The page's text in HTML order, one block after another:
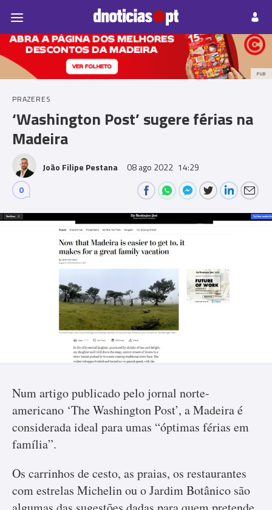
Prazeres Paisagens
PUB
PRAZERES
‘Washington Post’ sugere férias na
Madeira
João Filipe Pestana 08 ago 2022 14:29
0
Num artigo publicado pelo jornal norte-
americano ‘The Washington Post’, a Madeira é
considerada ideal para umas “óptimas férias em
família”.
Os carrinhos de cesto, as praias, os restaurantes
com estrelas Michelin ou o Jardim Botânico são